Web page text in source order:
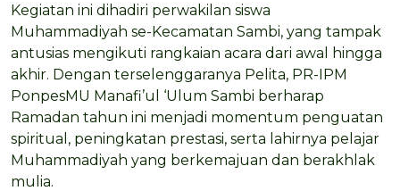
Kegiatan ini dihadiri perwakilan siswa
Muhammadiyah se-Kecamatan Sambi, yang tampak
antusias mengikuti rangkaian acara dari awal hingga
akhir. Dengan terselenggaranya Pelita, PR-IPM
PonpesMU Manafi’ul ‘Ulum Sambi berharap
Ramadan tahun ini menjadi momentum penguatan
spiritual, peningkatan prestasi, serta lahirnya pelajar
Muhammadiyah yang berkemajuan dan berakhlak
mulia.